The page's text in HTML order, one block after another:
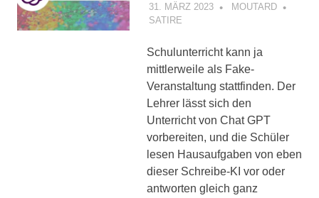
31. MÄRZ 2023
MOUTARD
SATIRE
Schulunterricht kann ja
mittlerweile als Fake-
Veranstaltung stattfinden. Der
Lehrer lässt sich den
Unterricht von Chat GPT
vorbereiten, und die Schüler
lesen Hausaufgaben von eben
dieser Schreibe-KI vor oder
antworten gleich ganz